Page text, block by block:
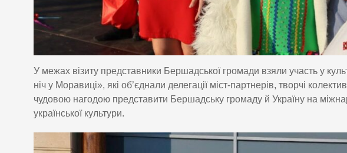
У межах візиту представники Бершадської громади взяли участь у
ніч у Моравиці», які об’єднали делегації міст-партнерів, творчі
чудовою нагодою представити Бершадську громаду й Україну на
української культури.